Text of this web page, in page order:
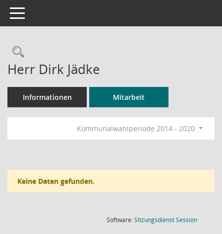
Toggle navigation
Rechercheauswahl
Herr Dirk Jädke
Informationen Mitarbeit
Kommunalwahlperiode 2014 - 2020
Keine Daten gefunden.
Software:SitzungsdienstSession(Wird in